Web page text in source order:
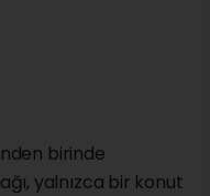
birinde
yalnızca bir konut